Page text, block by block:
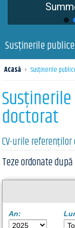
Susţinerile
Acasă › Susţinerile
doctorat
CV-urile
Teze ordonate
An: